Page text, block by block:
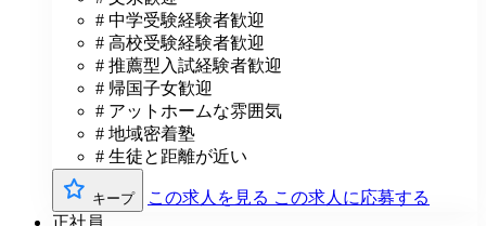
# 中学受験経験者歓迎
# 高校受験経験者歓迎
# 推薦型入試経験者歓迎
# 帰国子女歓迎
# アットホームな雰囲気
# 地域密着塾
# 生徒と距離が近い
キープ この求人を見る この求人に応募する
正社員